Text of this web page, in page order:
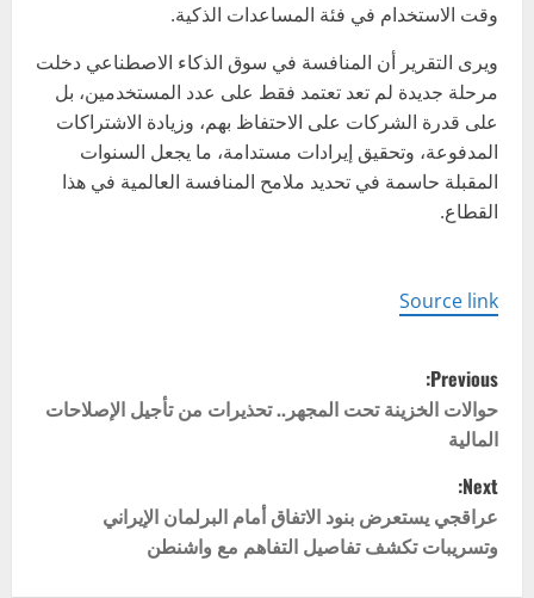
وقت الاستخدام في فئة المساعدات الذكية.
ويرى التقرير أن المنافسة في سوق الذكاء الاصطناعي دخلت
مرحلة جديدة لم تعد تعتمد فقط على عدد المستخدمين، بل
على قدرة الشركات على الاحتفاظ بهم، وزيادة الاشتراكات
المدفوعة، وتحقيق إيرادات مستدامة، ما يجعل السنوات
المقبلة حاسمة في تحديد ملامح المنافسة العالمية في هذا
القطاع.
Source link
P
o
s
t
n
Previous:
حوالات الخزينة تحت المجهر.. تحذيرات من تأجيل الإصلاحات
المالية
Next:
عراقجي يستعرض بنود الاتفاق أمام البرلمان الإيراني
وتسريبات تكشف تفاصيل التفاهم مع واشنطن